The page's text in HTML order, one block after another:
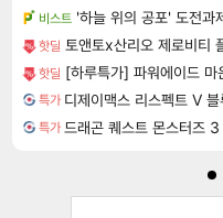
비스트 '하늘 위의 공포' 도전과
핫딜 토앤토x산리오 제로비티 플
핫딜 [하루특가] 파워에이드
특가
특가